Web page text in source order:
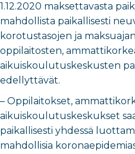
1.12.2020 maksettavasta
mahdollista paikallisesti
korotustasojen ja
oppilaitosten,
aikuiskoulutuskeskusten
edellyttävät.
– Oppilaitokset,
aikuiskoulutuskeskukset
paikallisesti yhdessä
mahdollisia